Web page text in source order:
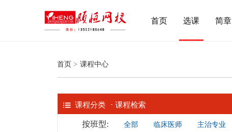
首页 选课 简章
首页 > 课程中心
课程分类 - 课程检索
按班型: 全部 临床医师 主治专业